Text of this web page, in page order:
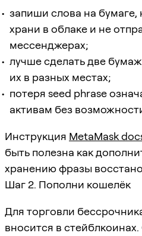
запиши слова на
храни в облаке и не
мессенджерах;
лучше сделать две
их в разных местах;
потеря seed phrase
активам без
Инструкция MetaMask
быть полезна как
хранению фразы
Шаг 2. Пополни кошелёк
Для торговли
вносится в